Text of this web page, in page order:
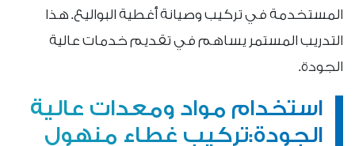
المستخدمة في تركيب وصيانة أغطية البواليع. هذا
التدريب المستمر يساهم في تقديم خدمات عالية
الجودة.
استخدام مواد ومعدات عالية
الجودة:تركيب غطاء منهول